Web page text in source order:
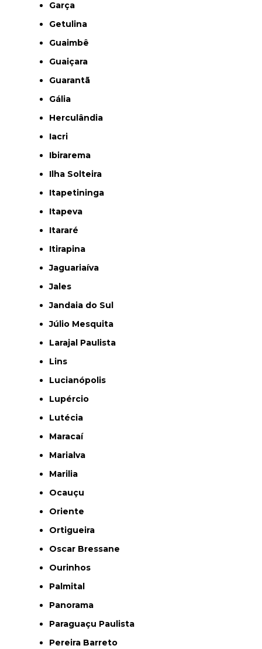
Garça
Getulina
Guaimbê
Guaiçara
Guarantã
Gália
Herculândia
Iacri
Ibirarema
Ilha Solteira
Itapetininga
Itapeva
Itararé
Itirapina
Jaguariaíva
Jales
Jandaia do Sul
Júlio Mesquita
Larajal Paulista
Lins
Lucianópolis
Lupércio
Lutécia
Maracaí
Marialva
Marilia
Ocauçu
Oriente
Ortigueira
Oscar Bressane
Ourinhos
Palmital
Panorama
Paraguaçu Paulista
Pereira Barreto